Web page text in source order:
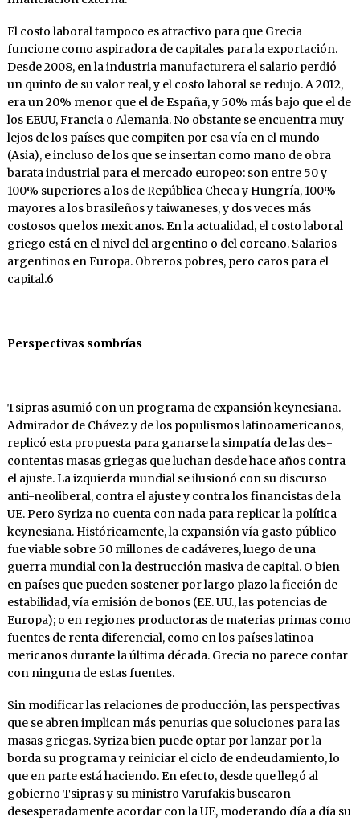
El costo laboral tampoco es atractivo para que Grecia
funcione como aspiradora de capitales para la exportación.
Desde 2008, en la indus­tria manufacturera el salario perdió
un quinto de su valor real, y el costo laboral se redujo. A 2012,
era un 20% menor que el de España, y 50% más bajo que el de
los EEUU, Francia o Alemania. No obstante se encuentra muy
le­jos de los países que compiten por esa vía en el mundo
(Asia), e incluso de los que se inser­tan como mano de obra
barata industrial para el mercado europeo: son entre 50 y
100% su­periores a los de República Checa y Hungría, 100%
mayores a los brasileños y taiwaneses, y dos veces más
costosos que los mexicanos. En la actualidad, el costo laboral
griego está en el nivel del argentino o del coreano. Salarios
ar­gentinos en Europa. Obreros pobres, pero ca­ros para el
capital.6
Perspectivas sombrías
Tsipras asumió con un programa de expan­sión keynesiana.
Admirador de Chávez y de los populismos latinoamericanos,
replicó esta propuesta para ganarse la simpatía de las des­
contentas masas griegas que luchan desde hace años contra
el ajuste. La izquierda mundial se ilusionó con su discurso
anti-neoliberal, contra el ajuste y contra los financistas de la
UE. Pero Syriza no cuenta con nada para replicar la po­lítica
keynesiana. Históricamente, la expansión vía gasto público
fue viable sobre 50 millones de cadáveres, luego de una
guerra mundial con la destrucción masiva de capital. O bien
en paí­ses que pueden sostener por largo plazo la fic­ción de
estabilidad, vía emisión de bonos (EE. UU., las potencias de
Europa); o en regiones productoras de materias primas como
fuentes de renta diferencial, como en los países latinoa­
mericanos durante la última década. Grecia no parece contar
con ninguna de estas fuentes.
Sin modificar las relaciones de producción, las perspectivas
que se abren implican más penu­rias que soluciones para las
masas griegas. Syri­za bien puede optar por lanzar por la
borda su programa y reiniciar el ciclo de endeudamien­to, lo
que en parte está haciendo. En efecto, desde que llegó al
gobierno Tsipras y su minis­tro Varufakis buscaron
desesperadamente acor­dar con la UE, moderando día a día su